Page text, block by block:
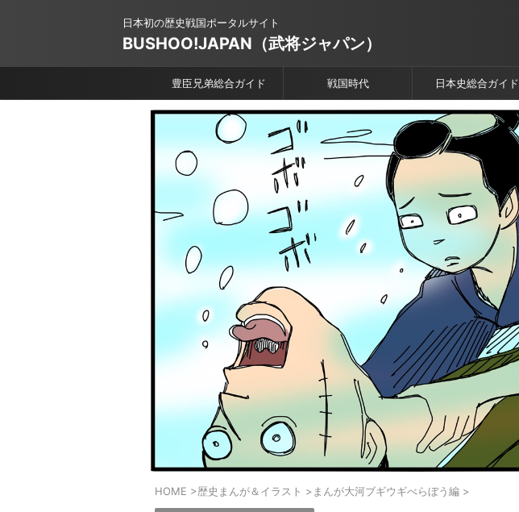
日本初の歴史戦国ポータルサイト
BUSHOO!JAPAN（武将ジャパン）
豊臣兄弟総合ガイド 戦国時代 日本史総合ガイド
HOME >歴史まんが＆イラスト > まんが大河ブギウギべらぼう編 >